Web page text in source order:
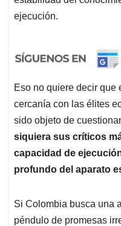
ejecución.
Eso no quiere decir que
cercanía con las élites
sido objeto de
siquiera sus críticos
capacidad de
profundo del aparato
Si Colombia busca una
péndulo de promesas